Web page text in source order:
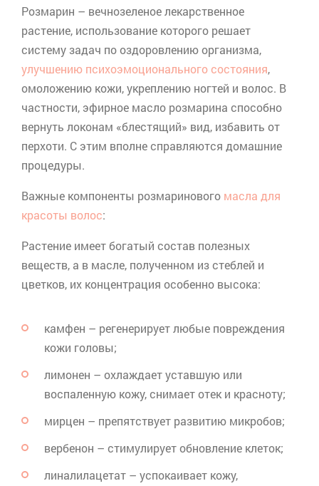
Розмарин – вечнозеленое лекарственное
растение, использование которого решает
систему задач по оздоровлению организма,
улучшению психоэмоционального состояния,
омоложению кожи, укреплению ногтей и волос. В
частности, эфирное масло розмарина способно
вернуть локонам «блестящий» вид, избавить от
перхоти. С этим вполне справляются домашние
процедуры.
Важные компоненты розмаринового масла для
красоты волос:
Растение имеет богатый состав полезных
веществ, а в масле, полученном из стеблей и
цветков, их концентрация особенно высока:
камфен – регенерирует любые повреждения
кожи головы;
лимонен – охлаждает уставшую или
воспаленную кожу, снимает отек и красноту;
мирцен – препятствует развитию микробов;
вербенон – стимулирует обновление клеток;
линалилацетат – успокаивает кожу,